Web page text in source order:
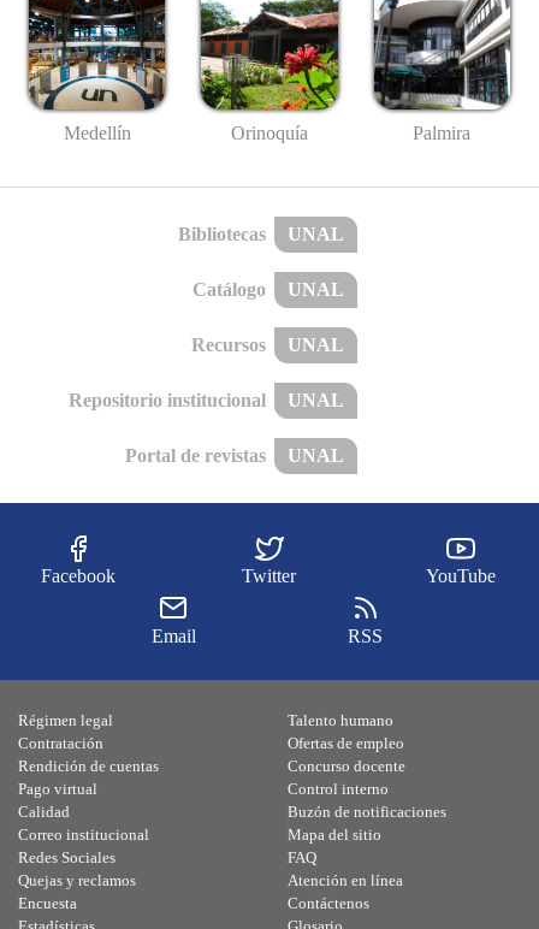
Medellín Orinoquía Palmira
Bibliotecas UNAL
Catálogo UNAL
Recursos UNAL
Repositorio institucional UNAL
Portal de revistas UNAL
Facebook Twitter YouTube
Email RSS
Régimen legal
Contratación
Rendición de cuentas
Pago virtual
Calidad
Talento humano
Ofertas de empleo
Concurso docente
Control interno
Buzón de notificaciones
Correo institucional
Redes Sociales
Quejas y reclamos
Encuesta
Mapa del sitio
FAQ
Atención en línea
Contáctenos